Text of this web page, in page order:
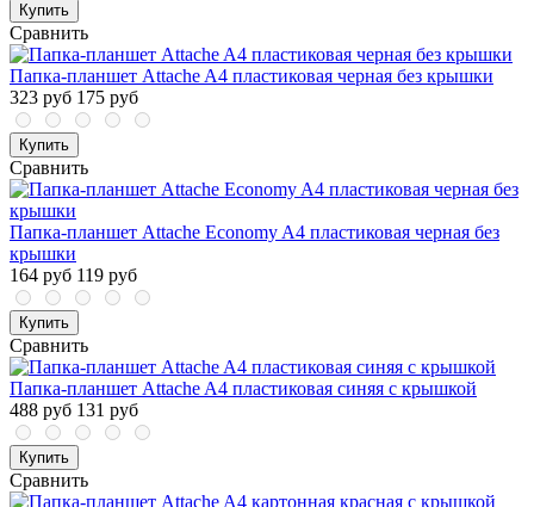
Купить
Сравнить
Папка-планшет Attache A4 пластиковая черная без крышки
323 руб 175 руб
Купить
Сравнить
Папка-планшет Attache Economy A4 пластиковая черная без
крышки
164 руб 119 руб
Купить
Сравнить
Папка-планшет Attache A4 пластиковая синяя с крышкой
488 руб 131 руб
Купить
Сравнить